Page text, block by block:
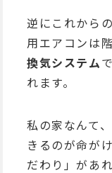
逆にこれから
用エアコンは
換気システム
れます。
私の家なんて
きるのが命が
だわり」があ